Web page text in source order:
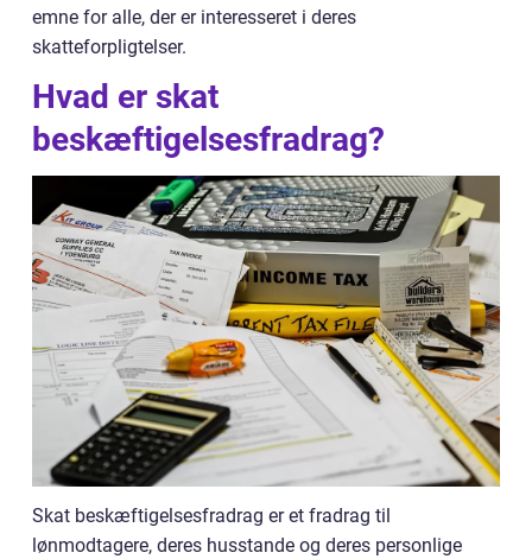
emne for alle, der er interesseret i deres
skatteforpligtelser.
Hvad er skat
beskæftigelsesfradrag?
Skat beskæftigelsesfradrag er et fradrag til
lønmodtagere, deres husstande og deres personlige